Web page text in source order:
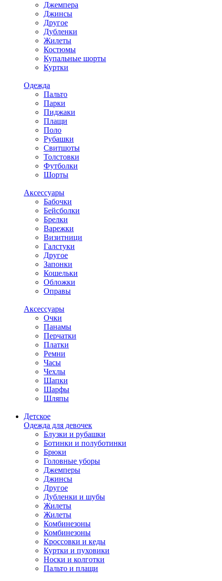
Джемпера
Джинсы
Другое
Дубленки
Жилеты
Костюмы
Купальные шорты
Куртки
Одежда
Пальто
Парки
Пиджаки
Плащи
Поло
Рубашки
Свитшоты
Толстовки
Футболки
Шорты
Аксессуары
Бабочки
Бейсболки
Брелки
Варежки
Визитници
Галстуки
Другое
Запонки
Кошельки
Обложки
Оправы
Аксессуары
Очки
Панамы
Перчатки
Платки
Ремни
Часы
Чехлы
Шапки
Шарфы
Шляпы
Детское
Одежда для девочек
Блузки и рубашки
Ботинки и полуботинки
Брюки
Головные уборы
Джемперы
Джинсы
Другое
Дубленки и шубы
Жилеты
Жилеты
Комбинезоны
Комбинезоны
Кроссовки и кеды
Куртки и пуховики
Носки и колготки
Пальто и плащи